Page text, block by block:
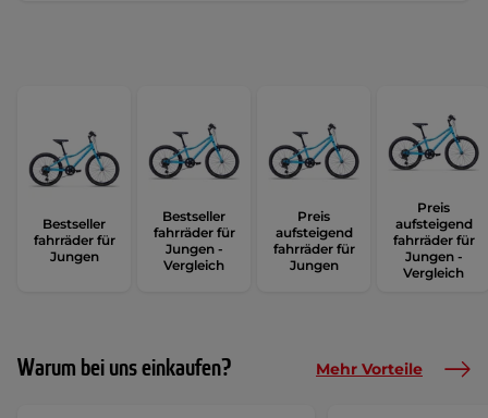
Bestseller
fahrräder für
Jungen
Bestseller
fahrräder für
Jungen -
Vergleich
Preis
aufsteigend
fahrräder für
Jungen
Preis
aufsteigend
fahrräder für
Jungen -
Vergleich
Warum bei uns einkaufen? Mehr Vorteile